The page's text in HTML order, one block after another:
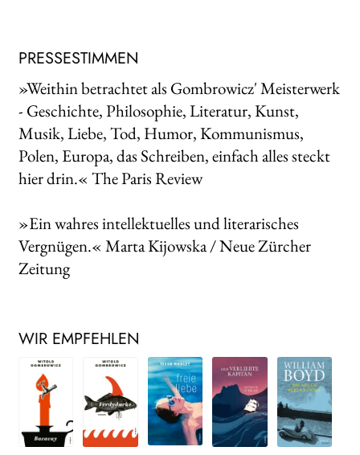
PRESSESTIMMEN
»Weithin betrachtet als Gombrowicz' Meisterwerk
- Geschichte, Philosophie, Literatur, Kunst,
Musik, Liebe, Tod, Humor, Kommunismus,
Polen, Europa, das Schreiben, einfach alles steckt
hier drin.« The Paris Review
»Ein wahres intellektuelles und literarisches
Vergnügen.« Marta Kijowska / Neue Zürcher
Zeitung
WIR EMPFEHLEN